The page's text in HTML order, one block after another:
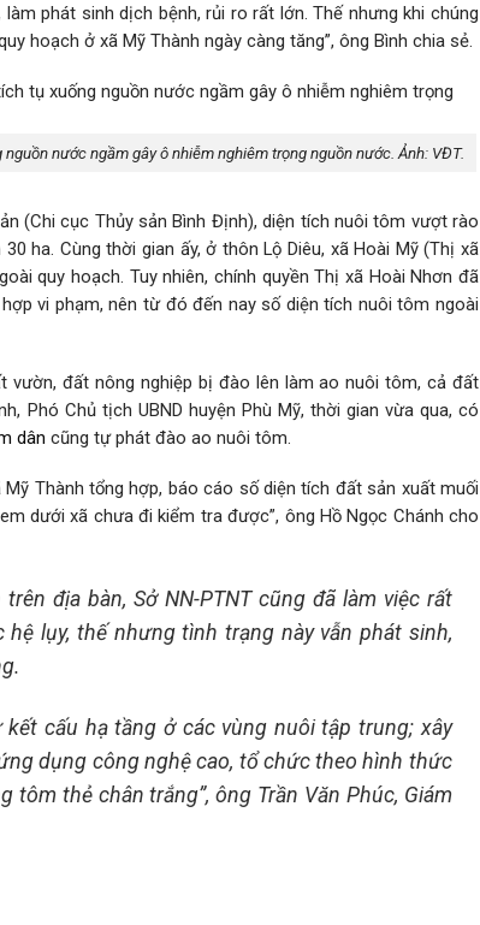
phát sinh dịch bệnh, rủi ro rất lớn. Thế nhưng khi chúng
hoạch ở xã Mỹ Thành ngày càng tăng”, ông Bình chia sẻ.
nước ngầm gây ô nhiễm nghiêm trọng nguồn nước. Ảnh: VĐT.
(Chi cục Thủy sản Bình Định), diện tích nuôi tôm vượt rào
ha. Cùng thời gian ấy, ở thôn Lộ Diêu, xã Hoài Mỹ (Thị xã
quy hoạch. Tuy nhiên, chính quyền Thị xã Hoài Nhơn đã
vi phạm, nên từ đó đến nay số diện tích nuôi tôm ngoài
vườn, đất nông nghiệp bị đào lên làm ao nuôi tôm, cả đất
Phó Chủ tịch UBND huyện Phù Mỹ, thời gian vừa qua, có
dân cũng tự phát đào ao nuôi tôm.
Thành tổng hợp, báo cáo số diện tích đất sản xuất muối
dưới xã chưa đi kiểm tra được”, ông Hồ Ngọc Chánh cho
địa bàn, Sở NN-PTNT cũng đã làm việc rất
lụy, thế nhưng tình trạng này vẫn phát sinh,
cấu hạ tầng ở các vùng nuôi tập trung; xây
dụng công nghệ cao, tổ chức theo hình thức
thẻ chân trắng”, ông Trần Văn Phúc, Giám